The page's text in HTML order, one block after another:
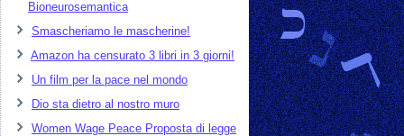
Bioneurosemantica
Smascheriamo le mascherine!
Amazon ha censurato 3 libri in 3 giorni!
Un film per la pace nel mondo
Dio sta dietro al nostro muro
Women Wage Peace Proposta di legge